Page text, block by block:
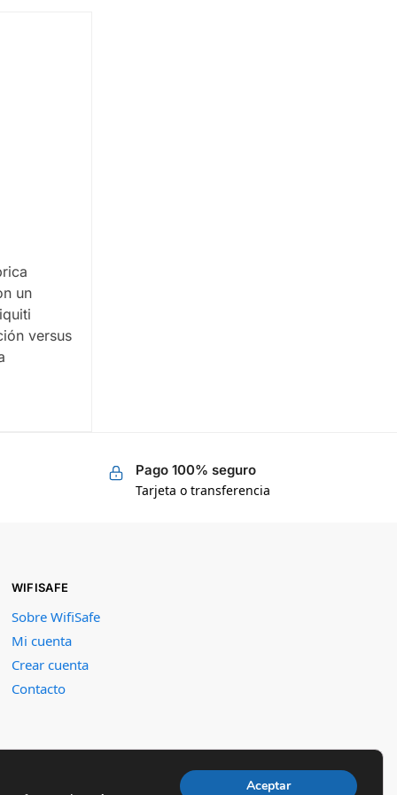
un
versus
Pago 100% seguro
Tarjeta o transferencia
WIFISAFE
Sobre WifiSafe
Mi cuenta
Crear cuenta
Contacto
Aceptar